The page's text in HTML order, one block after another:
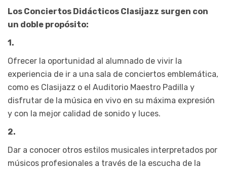
Los Conciertos Didácticos Clasijazz surgen con
un doble propósito:
1.
Ofrecer la oportunidad al alumnado de vivir la
experiencia de ir a una sala de conciertos emblemática,
como es Clasijazz o el Auditorio Maestro Padilla y
disfrutar de la música en vivo en su máxima expresión
y con la mejor calidad de sonido y luces.
2.
Dar a conocer otros estilos musicales interpretados por
músicos profesionales a través de la escucha de la